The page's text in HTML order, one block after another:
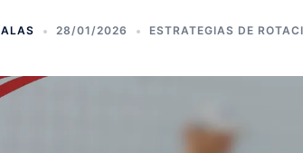
28/01/2026 ESTRATEGIAS DE